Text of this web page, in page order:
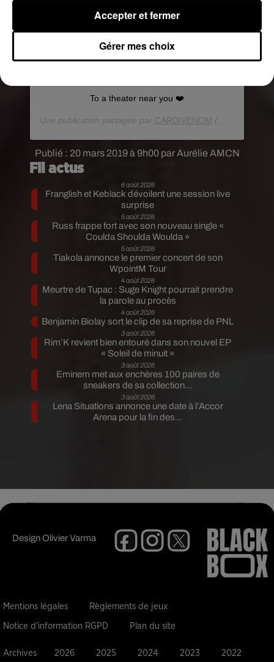
Publié : 20 mars 2019 à 9h00 par Aurélie AMCN
To a theater near you ❤️
Une publication partagée par CARDIVENOM (@iamcardib) le
Fil actus
6 août 2026
Franglish et Keblack dévoilent une session live
surprise
5 août 2026
Russ frappe fort avec son nouveau single «
Coulda Shoulda Woulda »
5 août 2026
Tiakola annonce le premier concert de son
WpointM Tour
4 août 2026
Meurtre de Tupac : Suge Knight pourrait prendre
la parole au procès
4 août 2026
Benjamin Biolay sort le clip de sa reprise de PNL
3 août 2026
Rim’K revient bien entouré dans son nouvel EP
« Soleil de minuit »
3 août 2026
Eminem met aux enchères 100 paires de
sneakers de sa collection...
3 août 2026
Lena Situations annonce une date à l’Accor
Arena pour la fin des...
DesignOlivier Varma
Mentions légales Règlements de jeux
Notice d'information RGPD Plan du site
Archives 2026 2025 2024 2023 2022
Gérer mes choix
Accepter et fermer